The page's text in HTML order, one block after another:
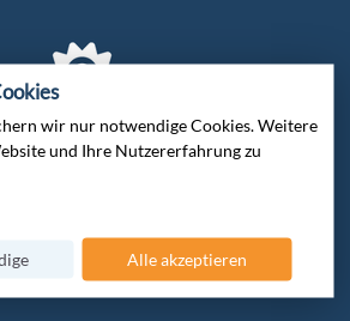
von Trusted Shops
wir nur notwendige Cookies. Weitere
und Ihre Nutzererfahrung zu
Alle akzeptieren